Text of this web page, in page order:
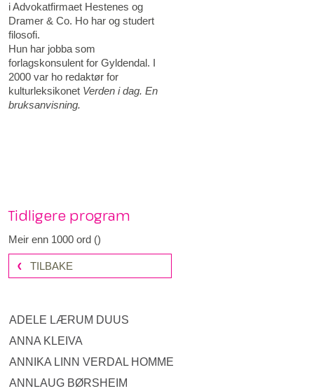
ADELE LÆRUM DUUS
ANNA KLEIVA
ANNIKA LINN VERDAL HOMME
ANNLAUG BØRSHEIM
i Advokatfirmaet Hestenes og
Dramer & Co. Ho har og studert
filosofi.
Hun har jobba som
forlagskonsulent for Gyldendal. I
2000 var ho redaktør for
kulturleksikonet Verden i dag. En
bruksanvisning.
Tidligere program
Meir enn 1000 ord ()
TILBAKE